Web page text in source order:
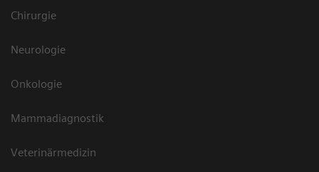
Chirurgie
Neurologie
Onkologie
Mammadiagnostik
Veterinärmedizin